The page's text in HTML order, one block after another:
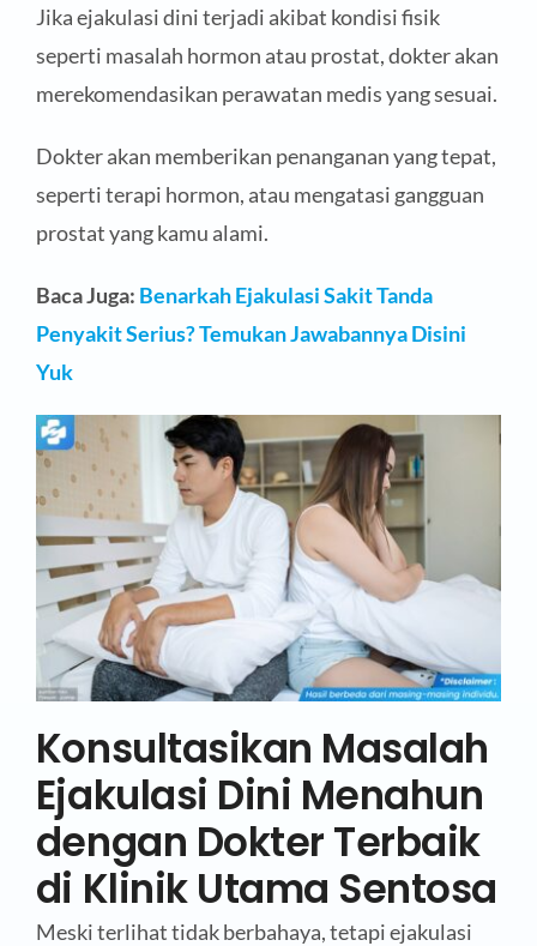
Jika ejakulasi dini terjadi akibat kondisi fisik
seperti masalah hormon atau prostat, dokter akan
merekomendasikan perawatan medis yang sesuai.
Dokter akan memberikan penanganan yang tepat,
seperti terapi hormon, atau mengatasi gangguan
prostat yang kamu alami.
Baca Juga: Benarkah Ejakulasi Sakit Tanda
Penyakit Serius? Temukan Jawabannya Disini
Yuk
Konsultasikan Masalah
Ejakulasi Dini Menahun
dengan Dokter Terbaik
di Klinik Utama Sentosa
Meski terlihat tidak berbahaya, tetapi ejakulasi